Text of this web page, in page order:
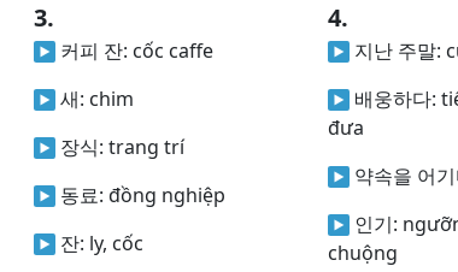
3.
커피 잔: cốc caffe
새: chim
장식: trang trí
동료: đồng nghiệp
잔: ly, cốc
4.
지난 주말:
배웅하다:
đưa
약속을 어기
인기:
chuộng